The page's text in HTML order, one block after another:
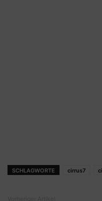
SCHLAGWORTE cirrus7